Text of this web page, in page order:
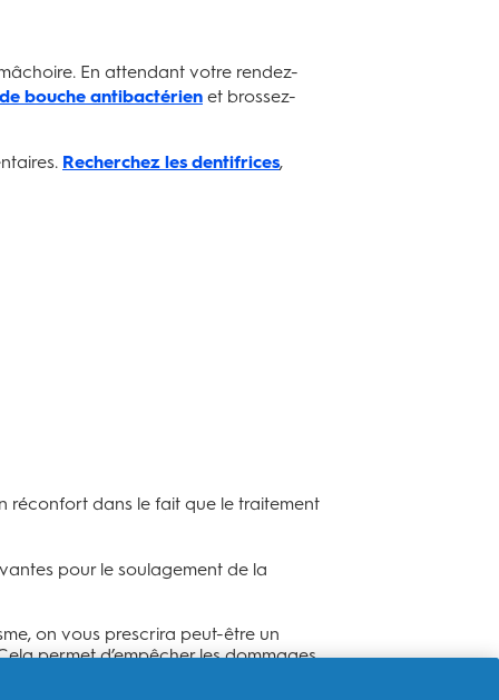
En attendant votre rendez-
bouche antibactérien et brossez-
Recherchez les dentifrices,
réconfort dans le fait que le traitement
pour le soulagement de la
on vous prescrira peut-être un
permet d’empêcher les dommages